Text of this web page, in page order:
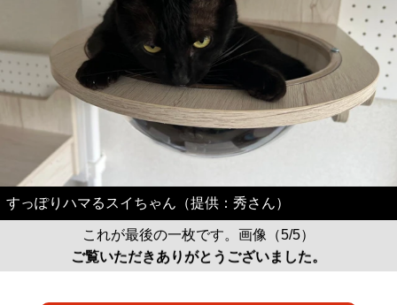
すっぽりハマるスイちゃん（提供：秀さん）
これが最後の一枚です。画像（5/5）
ご覧いただきありがとうございました。